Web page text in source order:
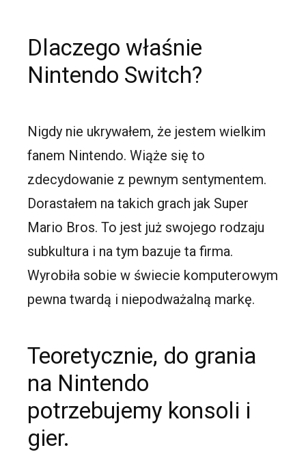
Dlaczego właśnie
Nintendo Switch?
Nigdy nie ukrywałem, że jestem wielkim
fanem Nintendo. Wiąże się to
zdecydowanie z pewnym sentymentem.
Dorastałem na takich grach jak Super
Mario Bros. To jest już swojego rodzaju
subkultura i na tym bazuje ta firma.
Wyrobiła sobie w świecie komputerowym
pewna twardą i niepodważalną markę.
Teoretycznie, do grania
na Nintendo
potrzebujemy konsoli i
gier.